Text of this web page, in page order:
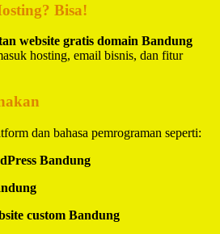
Bisa!
website gratis domain Bandung
hosting, email bisnis, dan fitur
dan bahasa pemrograman seperti:
Bandung
custom Bandung